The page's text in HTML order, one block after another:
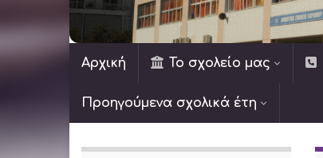
Αρχική Το σχολείο μας
Προηγούμενα σχολικά έτη